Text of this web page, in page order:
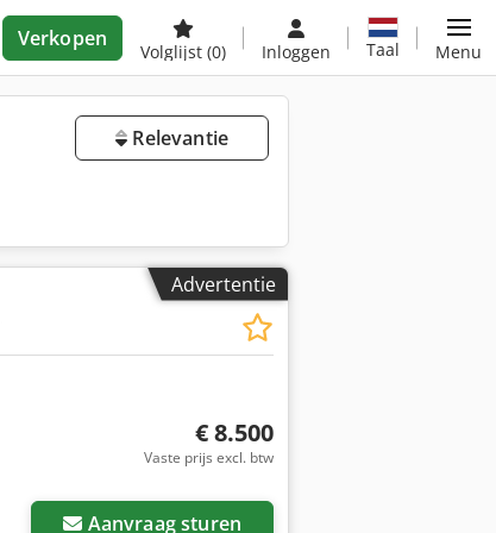
Verkopen
Volglijst (0) Inloggen Taal Menu
Relevantie
Advertentie
€ 8.500
Vaste prijs excl. btw
Aanvraag sturen